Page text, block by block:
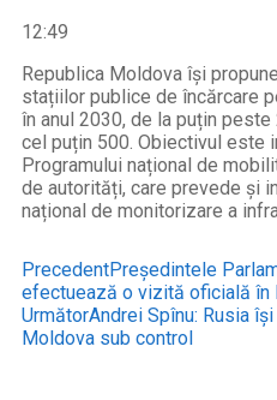
12:49
Republica Moldova își
stațiilor publice de încărcare
în anul 2030, de la puțin
cel puțin 500. Obiectivul este
Programului național de
de autorități, care prevede și
național de monitorizare a
PrecedentPreședintele
efectuează o vizită oficială în
UrmătorAndrei Spînu: Rusia
Moldova sub control